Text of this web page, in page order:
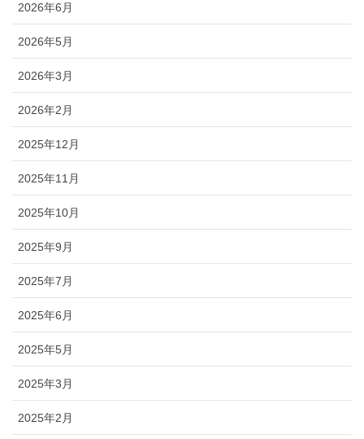
2026年6月
2026年5月
2026年3月
2026年2月
2025年12月
2025年11月
2025年10月
2025年9月
2025年7月
2025年6月
2025年5月
2025年3月
2025年2月